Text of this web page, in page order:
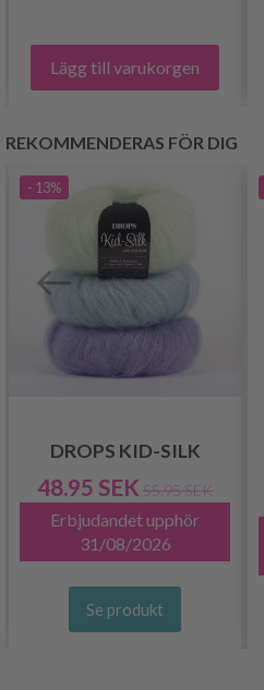
Lägg till varukorgen
REKOMMENDERAS FÖR DIG
- 13%
DROPS KID-SILK
48.95 SEK 55.95 SEK
Erbjudandet upphör
31/08/2026
Se produkt